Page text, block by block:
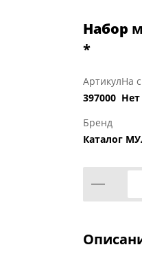
Набор
*
Артикул
397000
На
Нет
Бренд
Каталог